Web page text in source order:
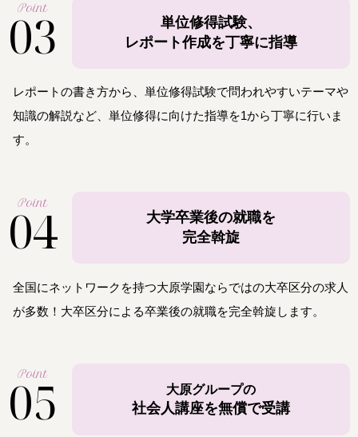
Point
03
単位修得試験、
レポート作成を丁寧に指導
レポートの書き方から、単位修得試験で問われやすいテーマや
知識の解説など、単位修得に向けた指導を1から丁寧に行いま
す。
Point
04
大学卒業後の就職を
完全斡旋
全国にネットワークを持つ大原学園ならではの大卒区分の求人
が多数！大卒区分による卒業後の就職を完全斡旋します。
Point
05 大原グループの
社会人講座を無償で受講